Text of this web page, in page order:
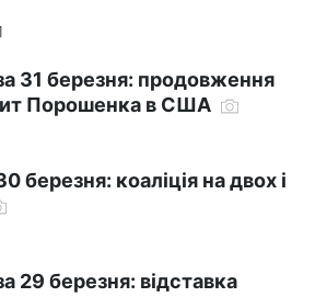
31 березня: продовження
Порошенка в США
березня: коаліція на двох і
29 березня: відставка